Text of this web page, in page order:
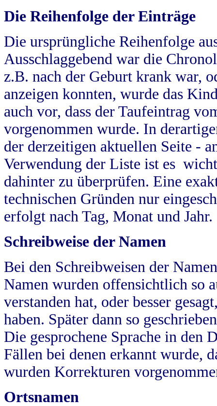
Die Reihenfolge der Einträge
Die ursprüngliche Reihenfolge
Ausschlaggebend war die
z.B. nach der Geburt krank war,
anzeigen konnten, wurde das
auch vor, dass der Taufeintrag
vorgenommen wurde. In
der derzeitigen aktuellen Seite -
Verwendung der Liste ist es
dahinter zu überprüfen. Eine
technischen Gründen nur
erfolgt nach Tag, Monat und Jahr.
Schreibweise der Namen
Bei den Schreibweisen der
Namen wurden offensichtlich so
verstanden hat, oder besser
haben. Später dann so
Die gesprochene Sprache in
Fällen bei denen erkannt wurde,
wurden Korrekturen
Ortsnamen